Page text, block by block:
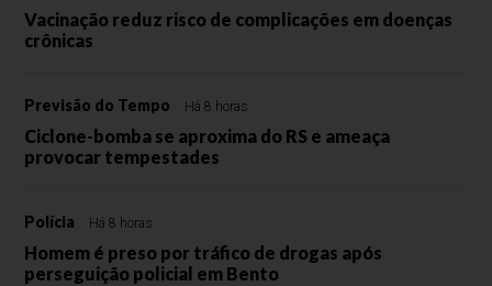
Vacinação reduz risco de complicações em doenças
crônicas
Previsão do Tempo Há 8 horas
Ciclone-bomba se aproxima do RS e ameaça
provocar tempestades
Polícia Há 8 horas
Homem é preso por tráfico de drogas após
perseguição policial em Bento